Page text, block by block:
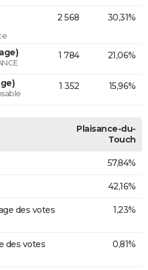
2 568 30,31%
1 784 21,06%
1 352 15,96%
Plaisance-du-
Touch
57,84%
42,16%
des votes
1,23%
des votes
0,81%